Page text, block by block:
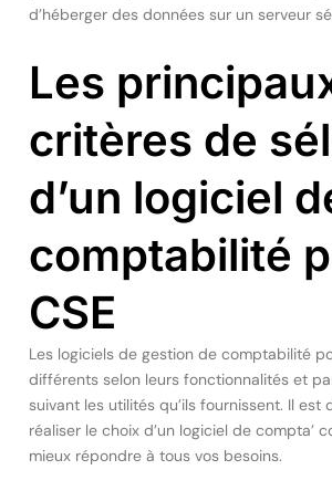
d’héberger des données sur un serveur
Les
critères de
d’un logiciel
comptabilité
CSE
Les logiciels de gestion de comptabilité
différents selon leurs fonctionnalités et
suivant les utilités qu’ils fournissent. Il
réaliser le choix d’un logiciel de compta’
mieux répondre à tous vos besoins.